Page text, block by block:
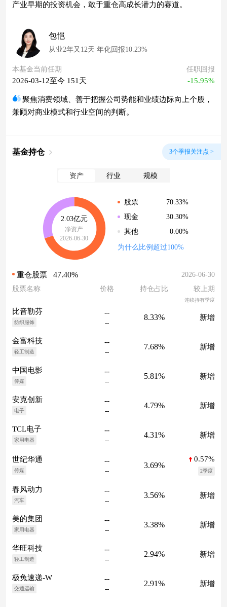
产业早期的投资机会，敢于重仓高成长潜力的赛道。
包恺
从业2年又12天 年化回报10.23%
本基金当前任期
2026-03-12至今 151天
任职回报
-15.95%
聚焦消费领域、善于把握公司势能和业绩边际向上个股，
兼顾对商业模式和行业空间的判断。
基金持仓 3个季报关注点 >
资产 行业 规模
2.03亿元
净资产
2026-06-30
股票
70.33%
现金
30.30%
其他
0.00%
为什么比例超过100%
重仓股票 47.40%
2026-06-30
股票名称
价格 持仓占比 较上期
连续持有季度
比音勒芬
纺织服饰
--
--
8.33% 新增
金富科技
轻工制造
--
--
7.68% 新增
中国电影
传媒
--
--
5.81% 新增
安克创新
电子
--
--
4.79% 新增
TCL电子
家用电器
--
--
4.31% 新增
世纪华通
传媒
--
--
3.69%
0.57%
2季度
春风动力
汽车
--
--
3.56% 新增
美的集团
家用电器
--
--
3.38% 新增
华旺科技
轻工制造
--
--
2.94% 新增
极兔速递-W
交通运输
--
--
2.91% 新增